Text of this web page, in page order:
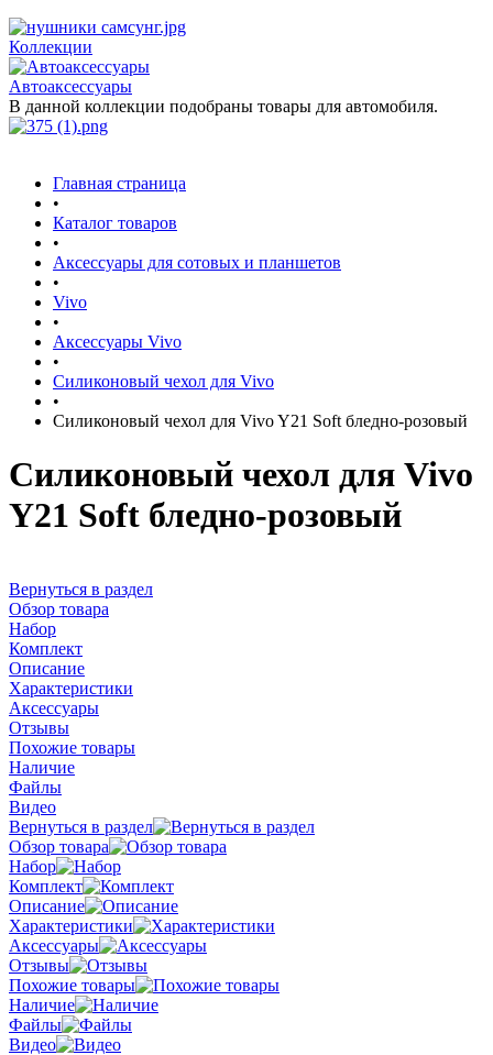
Коллекции
Автоаксессуары
В данной коллекции подобраны товары для автомобиля.
Главная страница
•
Каталог товаров
•
Аксессуары для сотовых и планшетов
•
Vivo
•
Аксессуары Vivo
•
Силиконовый чехол для Vivo
•
Силиконовый чехол для Vivo Y21 Soft бледно-розовый
Силиконовый чехол для Vivo
Y21 Soft бледно-розовый
Вернуться в раздел
Обзор товара
Набор
Комплект
Описание
Характеристики
Аксессуары
Отзывы
Похожие товары
Наличие
Файлы
Видео
Вернуться в раздел
Обзор товара
Набор
Комплект
Описание
Характеристики
Аксессуары
Отзывы
Похожие товары
Наличие
Файлы
Видео